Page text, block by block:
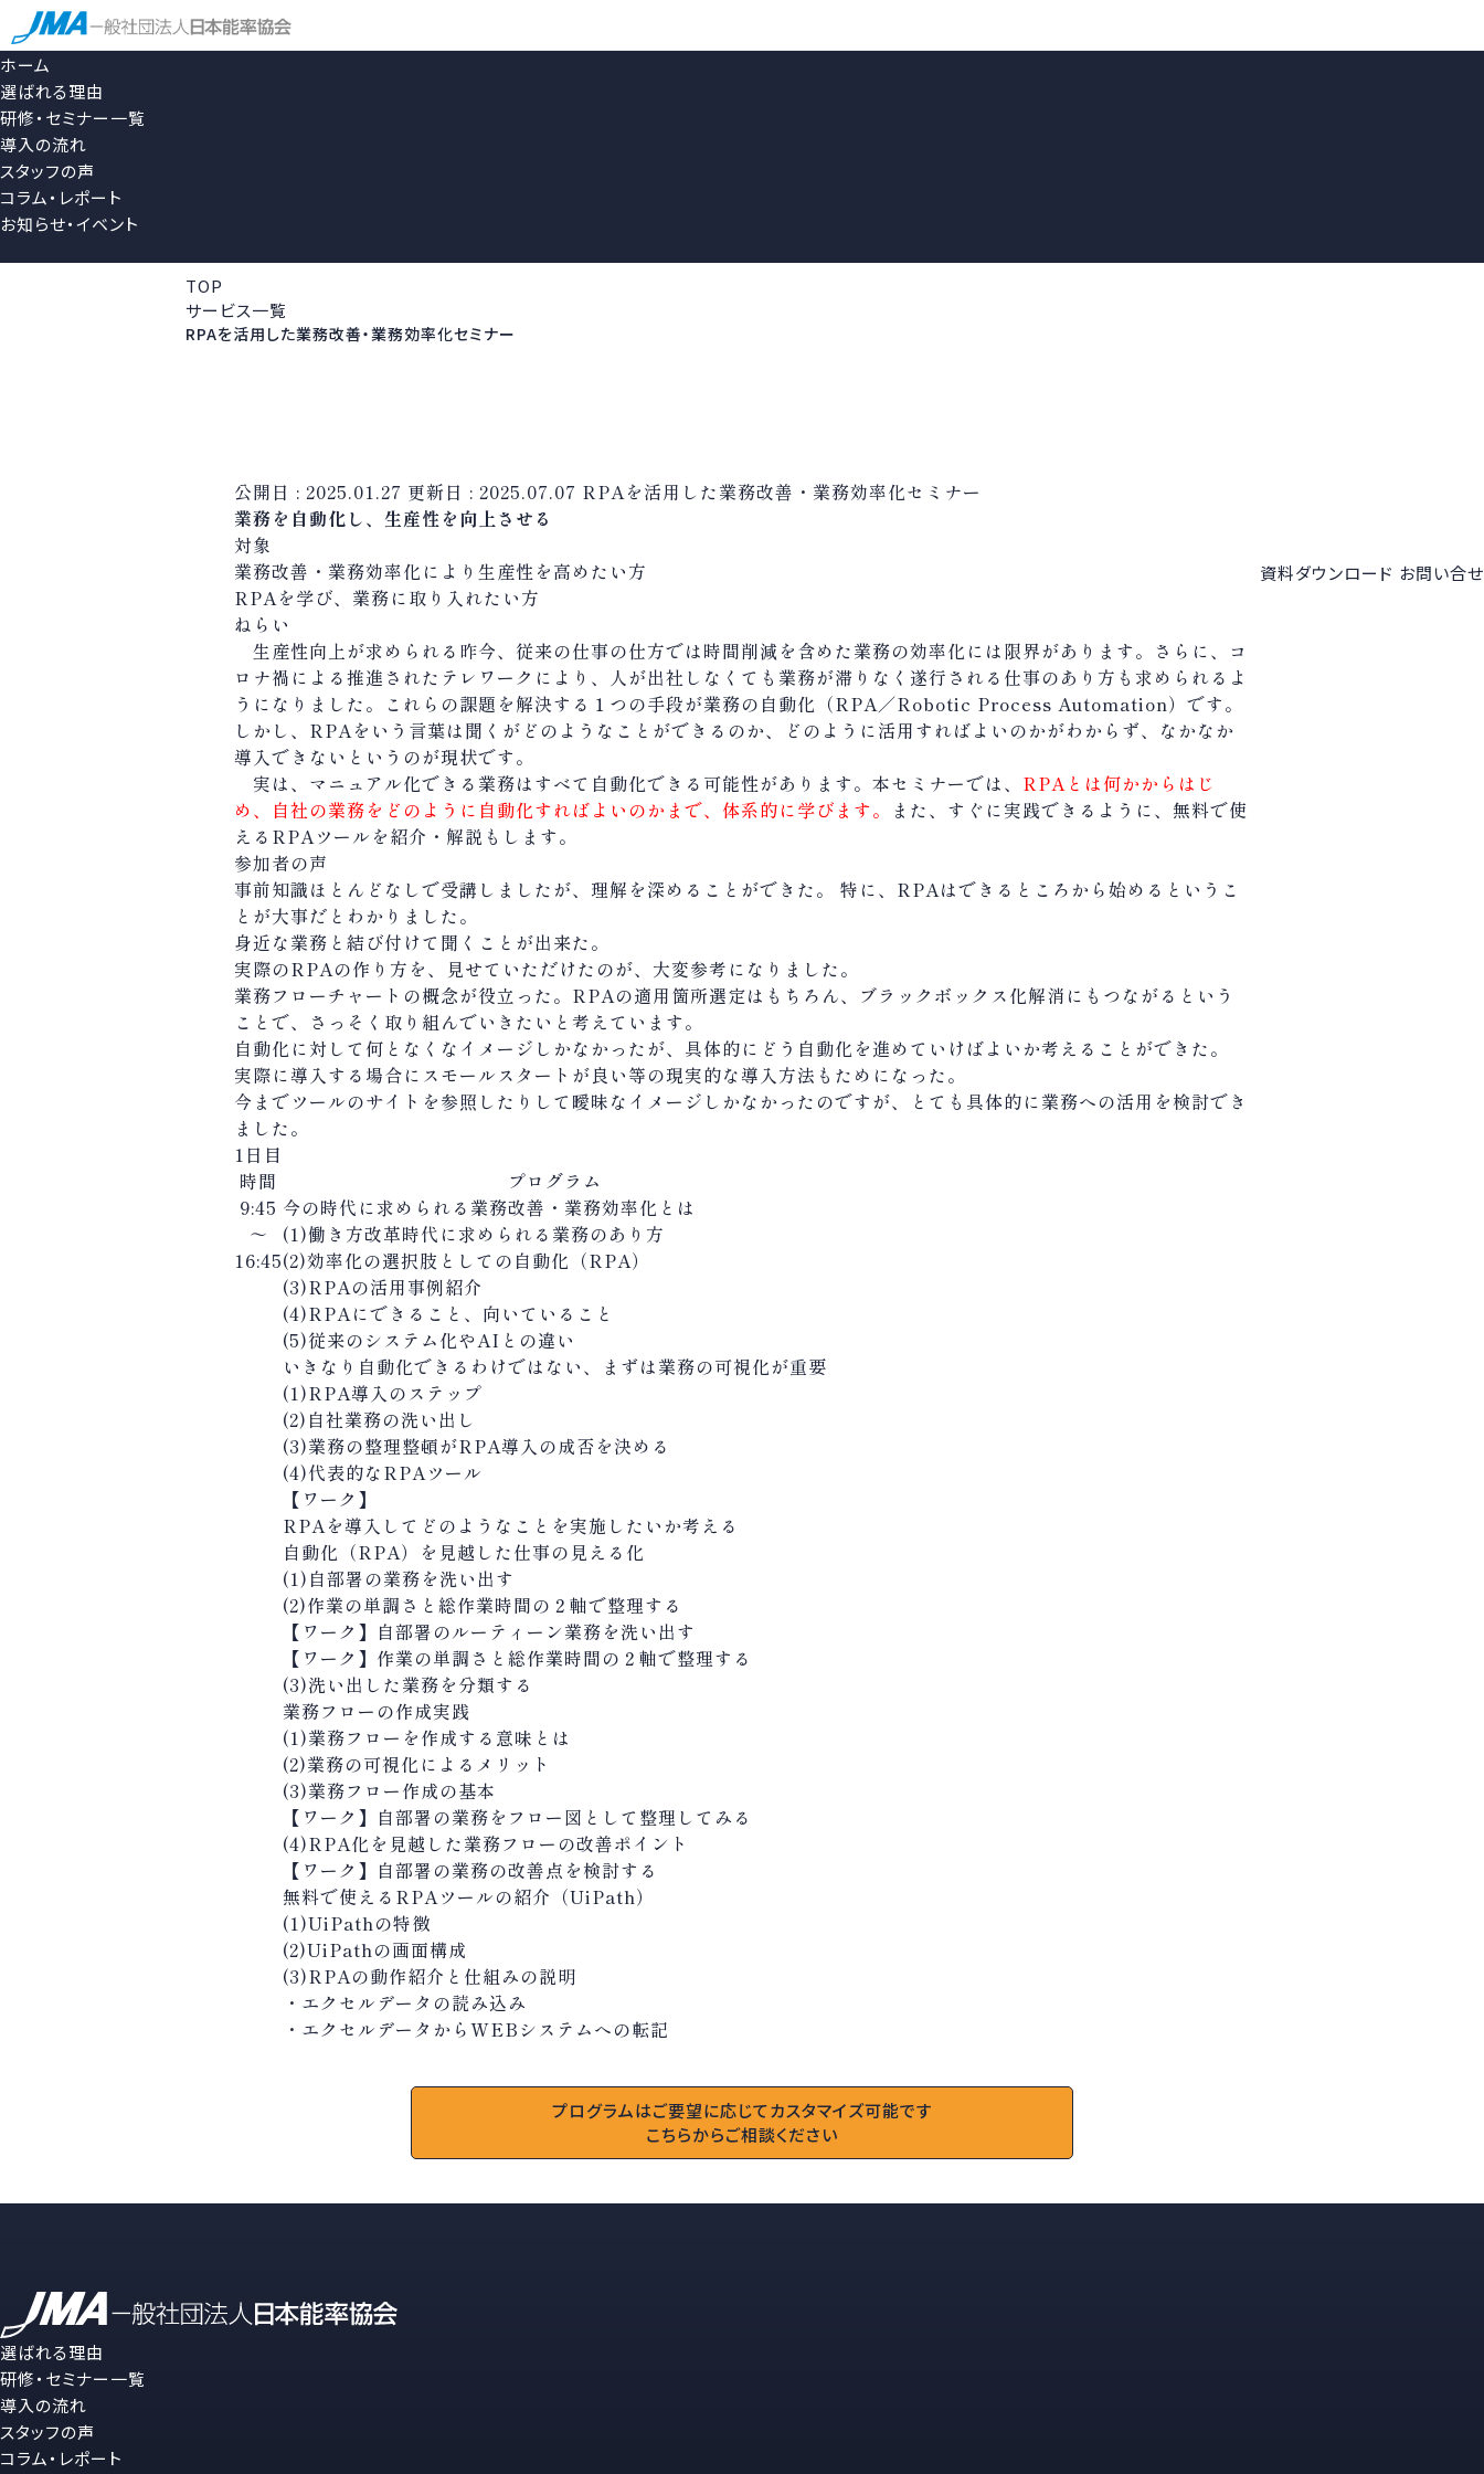
ホーム
選ばれる理由
研修・セミナー一覧
導入の流れ
スタッフの声
コラム・レポート
お知らせ・イベント
資料ダウンロード お問い合せ
TOP
サービス一覧
RPAを活用した業務改善・業務効率化セミナー
公開日 : 2025.01.27 更新日 : 2025.07.07 RPAを活用した業務改善・業務効率化セミナー
業務を自動化し、生産性を向上させる
対象
業務改善・業務効率化により生産性を高めたい方
RPAを学び、業務に取り入れたい方
ねらい
生産性向上が求められる昨今、従来の仕事の仕方では時間削減を含めた業務の効率化には限界があります。さらに、コ
ロナ禍による推進されたテレワークにより、人が出社しなくても業務が滞りなく遂行される仕事のあり方も求められるよ
うになりました。これらの課題を解決する１つの手段が業務の自動化（RPA／Robotic Process Automation）です。
しかし、RPAをいう言葉は聞くがどのようなことができるのか、どのように活用すればよいのかがわからず、なかなか
導入できないというのが現状です。
実は、マニュアル化できる業務はすべて自動化できる可能性があります。本セミナーでは、 RPAとは何かからはじ
め、自社の業務をどのように自動化すればよいのかまで、体系的に学びます。
また、すぐに実践できるように、無料で使
えるRPAツールを紹介・解説もします。
参加者の声
事前知識ほとんどなしで受講しましたが、理解を深めることができた。 特に、RPAはできるところから始めるというこ
とが大事だとわかりました。
身近な業務と結び付けて聞くことが出来た。
実際のRPAの作り方を、見せていただけたのが、大変参考になりました。
業務フローチャートの概念が役立った。RPAの適用箇所選定はもちろん、ブラックボックス化解消にもつながるという
ことで、さっそく取り組んでいきたいと考えています。
自動化に対して何となくなイメージしかなかったが、具体的にどう自動化を進めていけばよいか考えることができた。
実際に導入する場合にスモールスタートが良い等の現実的な導入方法もためになった。
今までツールのサイトを参照したりして曖昧なイメージしかなかったのですが、とても具体的に業務への活用を検討でき
ました。
1日目
時間
プログラム
9:45
～
16:45
今の時代に求められる業務改善・業務効率化とは
(1)働き方改革時代に求められる業務のあり方
(2)効率化の選択肢としての自動化（RPA）
(3)RPAの活用事例紹介
(4)RPAにできること、向いていること
(5)従来のシステム化やAIとの違い
いきなり自動化できるわけではない、まずは業務の可視化が重要
(1)RPA導入のステップ
(2)自社業務の洗い出し
(3)業務の整理整頓がRPA導入の成否を決める
(4)代表的なRPAツール
【ワーク】
RPAを導入してどのようなことを実施したいか考える
自動化（RPA）を見越した仕事の見える化
(1)自部署の業務を洗い出す
(2)作業の単調さと総作業時間の２軸で整理する
【ワーク】 自部署のルーティーン業務を洗い出す
【ワーク】 作業の単調さと総作業時間の２軸で整理する
(3)洗い出した業務を分類する
業務フローの作成実践
(1)業務フローを作成する意味とは
(2)業務の可視化によるメリット
(3)業務フロー作成の基本
【ワーク】 自部署の業務をフロー図として整理してみる
(4)RPA化を見越した業務フローの改善ポイント
【ワーク】 自部署の業務の改善点を検討する
無料で使えるRPAツールの紹介（UiPath）
(1)UiPathの特徴
(2)UiPathの画面構成
(3)RPAの動作紹介と仕組みの説明
・エクセルデータの読み込み
・エクセルデータからWEBシステムへの転記
プログラムはご要望に応じてカスタマイズ可能です
こちらからご相談ください
選ばれる理由
研修・セミナー一覧
導入の流れ
スタッフの声
コラム・レポート